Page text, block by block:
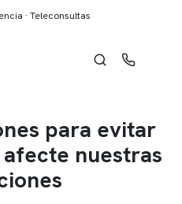
· Teleconsultas
para evitar
nuestras